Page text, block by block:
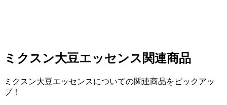
ミクスン大豆エッセンス 関連商品
ミクスン大豆エッセンスについての関連商品をピックアッ
プ！